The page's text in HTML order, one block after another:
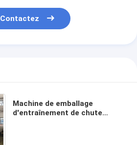
Contactez
Machine de emballage
d'entraînement de chute